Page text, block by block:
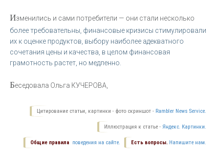
Изменились и сами потребители — они стали несколько
более требовательны, финансовые кризисы стимулировали
их к оценке продуктов, выбору наиболее адекватного
сочетания цены и качества, в целом финансовая
грамотность растет, но медленно.
Беседовала Ольга КУЧЕРОВА,
Цитирование статьи, картинки - фото скриншот - Rambler News Service.
Иллюстрация к статье - Яндекс. Картинки.
Есть вопросы. Напишите нам.
Общие правила поведения на сайте.